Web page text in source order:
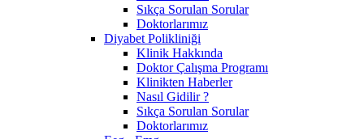
Sıkça Sorulan Sorular
Doktorlarımız
Diyabet Polikliniği
Klinik Hakkında
Doktor Çalışma Programı
Klinikten Haberler
Nasıl Gidilir ?
Sıkça Sorulan Sorular
Doktorlarımız